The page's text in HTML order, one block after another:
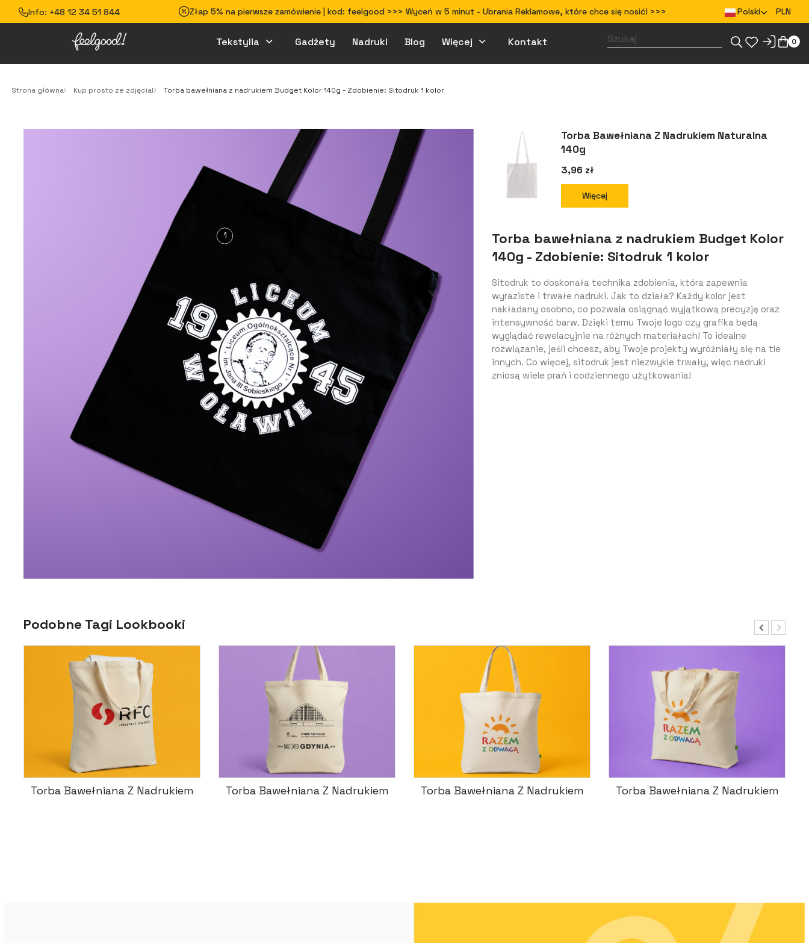
Info: +48 12 34 51 844 Złap 5% na pierwsze zamówienie | kod: feelgood >>> Wyceń w 5 minut - Ubrania Reklamowe, które chce się nosić! >>> Polski PLN
Tekstylia Gadżety Nadruki Blog Więcej Kontakt 0
Strona główna Kup prosto ze zdjęcia! Torba bawełniana z nadrukiem Budget Kolor 140g - Zdobienie: Sitodruk 1 kolor
1
Torba Bawełniana Z Nadrukiem Naturalna
140g
3,96 zł
Więcej
Torba bawełniana z nadrukiem Budget Kolor
140g - Zdobienie: Sitodruk 1 kolor
Sitodruk to doskonała technika zdobienia, która zapewnia
wyraziste i trwałe nadruki. Jak to działa? Każdy kolor jest
nakładany osobno, co pozwala osiągnąć wyjątkową precyzję oraz
intensywność barw. Dzięki temu Twoje logo czy grafika będą
wyglądać rewelacyjnie na różnych materiałach! To idealne
rozwiązanie, jeśli chcesz, aby Twoje projekty wyróżniały się na tle
innych. Co więcej, sitodruk jest niezwykle trwały, więc nadruki
zniosą wiele prań i codziennego użytkowania!
Podobne Tagi Lookbooki
Torba Bawełniana Z Nadrukiem Torba Bawełniana Z Nadrukiem Torba Bawełniana Z Nadrukiem Torba Bawełniana Z Nadrukiem